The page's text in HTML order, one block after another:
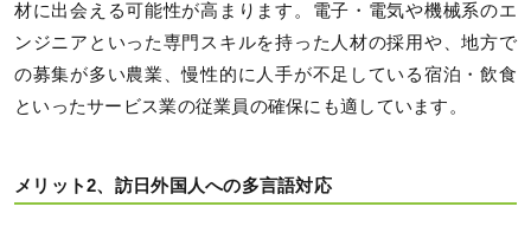
材に出会える可能性が高まります。電子・電気や機械系のエ
ンジニアといった専門スキルを持った人材の採用や、地方で
の募集が多い農業、慢性的に人手が不足している宿泊・飲食
といったサービス業の従業員の確保にも適しています。
メリット2、訪日外国人への多言語対応